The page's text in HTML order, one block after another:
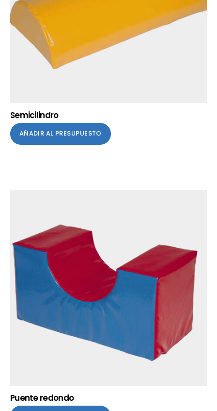
Semicilindro
AÑADIR AL PRESUPUESTO
Puente redondo